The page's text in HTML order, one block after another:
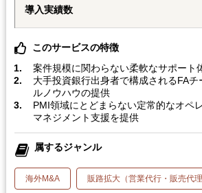
導入実績数
このサービスの特徴
案件規模に関わらない柔軟なサポート
大手投資銀行出身者で構成されるFA
ルノウハウの提供
PMI領域にとどまらない定常的なオペ
マネジメント支援を提供
属するジャンル
海外M&A 販路拡大（営業代行・販売代理